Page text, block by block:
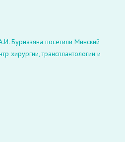
Бурназяна посетили Минский
хирургии, трансплантологии и